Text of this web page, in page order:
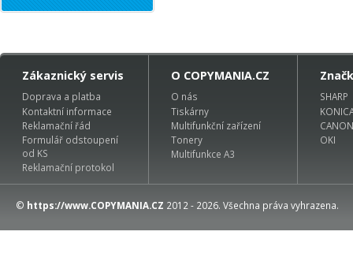
Zákaznický servis
Doprava a platba
Kontaktní informace
Reklamační řád
Formulář odstoupení
od KS
Reklamační protokol
O COPYMANIA.CZ
O nás
Tiskárny
Multifunkční zařízení
Tonery
Multifunkce A3
SHARP
CANON
OKI
© https://www.COPYMANIA.CZ 2012 - 2026. Všechna práva vyhrazena.